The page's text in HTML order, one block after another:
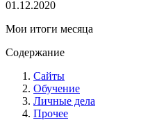
01.12.2020
Мои итоги месяца
Содержание
Сайты
Обучение
Личные дела
Прочее